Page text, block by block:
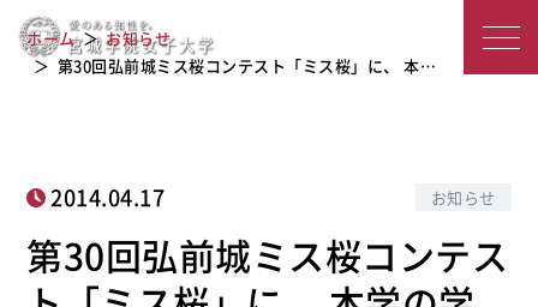
城
子
第30回弘前城ミス桜コンテスト「ミス
桜」に、 本学の学生が選ばれました
ホーム
お知らせ
第30回弘前城ミス桜コンテスト「ミス桜」に、 本…
2014.04.17 お知らせ
第30回弘前城ミス桜コンテス